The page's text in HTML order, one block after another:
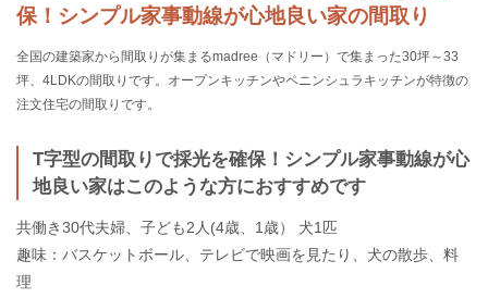
保！シンプル家事動線が心地良い家の間取り
全国の建築家から間取りが集まるmadree（マドリー）で集まった30坪～33
坪、4LDKの間取りです。オープンキッチンやペニンシュラキッチンが特徴の
注文住宅の間取りです。
T字型の間取りで採光を確保！シンプル家事動線が心
地良い家はこのような方におすすめです
共働き30代夫婦、子ども2人(4歳、1歳） 犬1匹
趣味：バスケットボール、テレビで映画を見たり、犬の散歩、料
理